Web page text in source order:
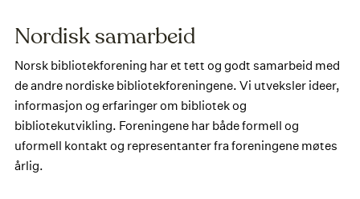
Nordisk samarbeid
Norsk bibliotekforening har et tett og godt samarbeid med
de andre nordiske bibliotekforeningene. Vi utveksler ideer,
informasjon og erfaringer om bibliotek og
bibliotekutvikling. Foreningene har både formell og
uformell kontakt og representanter fra foreningene møtes
årlig.